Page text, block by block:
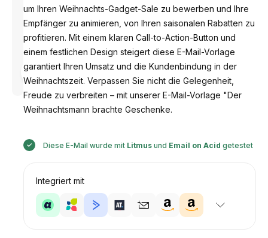
Entworfen
von
Anastasiia
um Ihren Weihnachts-Gadget-Sale zu bewerben und Ihre
Empfänger zu animieren, von Ihren saisonalen Rabatten zu
profitieren. Mit einem klaren Call-to-Action-Button und
einem festlichen Design steigert diese E-Mail-Vorlage
garantiert Ihren Umsatz und die Kundenbindung in der
Weihnachtszeit. Verpassen Sie nicht die Gelegenheit,
Freude zu verbreiten – mit unserer E-Mail-Vorlage "Der
Weihnachtsmann brachte Geschenke.
Diese E-Mail wurde mit Litmusund Email on Acid getestet
Integriert mit